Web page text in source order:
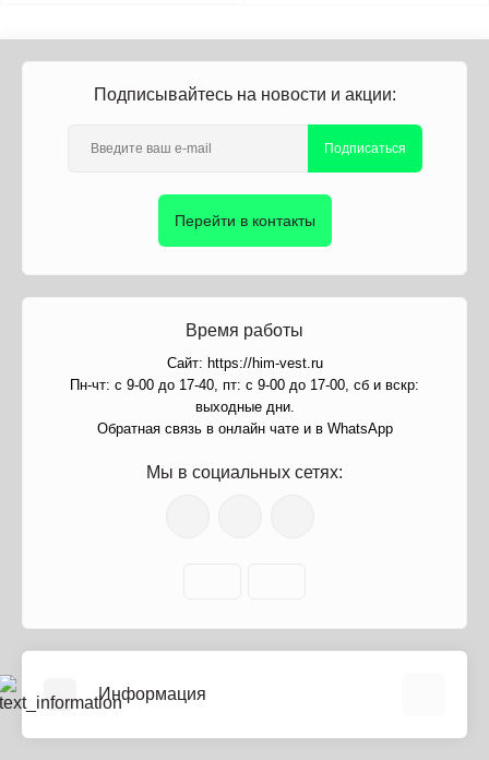
Подписывайтесь на новости и акции:
Подписаться
Перейти в контакты
Время работы
Сайт: https://him-vest.ru
Пн-чт: с 9-00 до 17-40, пт: с 9-00 до 17-00, сб и вскр:
выходные дни.
Обратная связь в онлайн чате и в WhatsApp
Мы в социальных сетях:
Информация